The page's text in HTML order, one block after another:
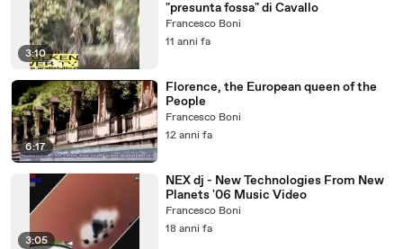
3:10
"presunta fossa" di Cavallo
Francesco Boni
11 anni fa
6:17
Florence, the European queen of the
People
Francesco Boni
12 anni fa
3:05
NEX dj - New Technologies From New
Planets '06 Music Video
Francesco Boni
18 anni fa